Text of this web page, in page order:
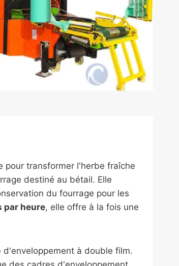
pour transformer l'herbe fraîche
destiné au bétail. Elle
du fourrage pour les
par heure, elle offre à la fois une
à double film.